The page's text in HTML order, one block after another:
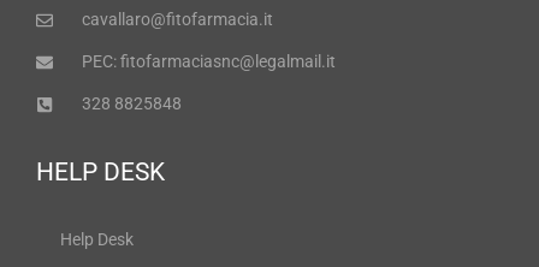
cavallaro@fitofarmacia.it
PEC: fitofarmaciasnc@legalmail.it
328 8825848
HELP DESK
Help Desk